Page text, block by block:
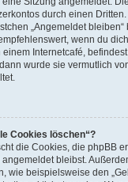
durch einen
„Angemeldet bleiben“
wenn du
Internetcafé,
wurde sie vermutlich
Cookies löschen“?
die Cookies, die phpBB
bleibst.
wie beispielsweise den